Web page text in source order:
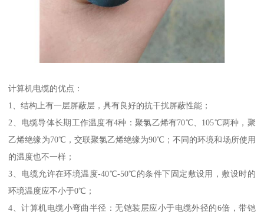
计算机电缆的优点：
1、结构上有一层屏蔽层，具有良好的抗干扰屏蔽性能；
2、电缆导体长期工作温度有4种：聚氯乙烯有70℃、105℃两种，聚
乙烯绝缘为70℃，交联聚氯乙烯绝缘为90℃；不同的环境和场所使用
的温度也不一样；
3、电缆允许在环境温度-40℃-50℃的条件下固定敷设用，敷设时的
环境温度应不小于0℃；
4、计算机电缆小弯曲半径：无铠装层应小于电缆外径的6倍，带铠